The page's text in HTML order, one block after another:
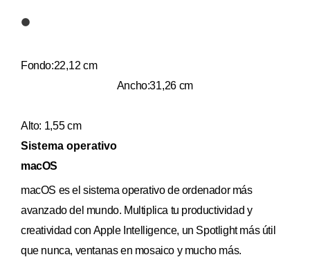
Fondo:22,12 cm
Ancho:31,26 cm
Alto: 1,55 cm
Sistema operativo
macOS
macOS es el sistema operativo de ordenador más
avanzado del mundo. Multiplica tu producti­vidad y
creatividad con Apple Intelligence, un Spotlight más útil
que nunca, ventanas en mosaico y mucho más.